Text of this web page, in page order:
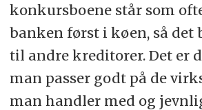
konkursboene står som
banken først i køen, så
til andre kreditorer. Det er
man passer godt på de
man handler med og